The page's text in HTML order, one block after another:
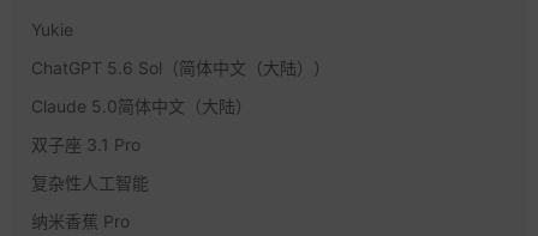
Yukie
ChatGPT 5.6 Sol（简体中文（大陆））
Claude 5.0简体中文（大陆）
双子座 3.1 Pro
复杂性人工智能
纳米香蕉 Pro